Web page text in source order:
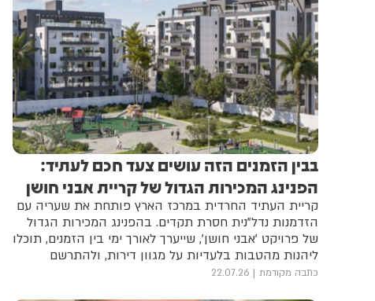
בבין הזמנים הזה עושים צעד חכם לעתיד:
הפנינג המכירות הגדול של קריית אבני חושן
קריית העתיד החרדית במרכז הארץ פותחת את שעריה עם
הזדמנות נדל"נית חסרת תקדים. בהפנינג המכירות הגדול
של פרויקט 'אבני חושן', שייערך לאורך ימי בין הזמנים, תוכלו
ליהנות מהטבות בלעדיות על מגוון דירות, ולהתרשם
מהקריה שסחפה כבר מאות משפחות • זה הזמן המושלם
כתבה מקודמת 22.07.26